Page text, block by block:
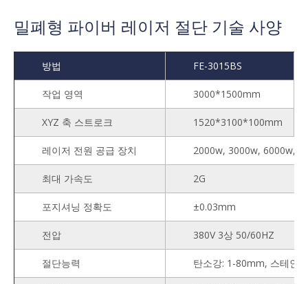
밀폐형 파이버 레이저 절단 기술 사양
방법 FE-3015BS
작업 영역 3000*1500mm
XYZ 축 스트로크 1520*3100*100mm
레이저 전원 공급 장치 2000w, 3000w, 6000w,
최대 가속도 2G
포지셔닝 정확도 ±0.03mm
전압 380V 3상 50/60HZ
절단능력 탄소강: 1-80mm, 스테인